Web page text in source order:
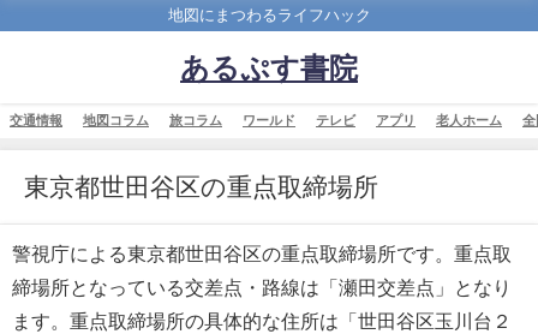
地図にまつわるライフハック
あるぷす書院
交通情報 地図コラム 旅コラム ワールド テレビ アプリ 老人ホーム 全
東京都世田谷区の重点取締場所
警視庁による東京都世田谷区の重点取締場所です。重点取
締場所となっている交差点・路線は「瀬田交差点」となり
ます。重点取締場所の具体的な住所は「世田谷区玉川台２